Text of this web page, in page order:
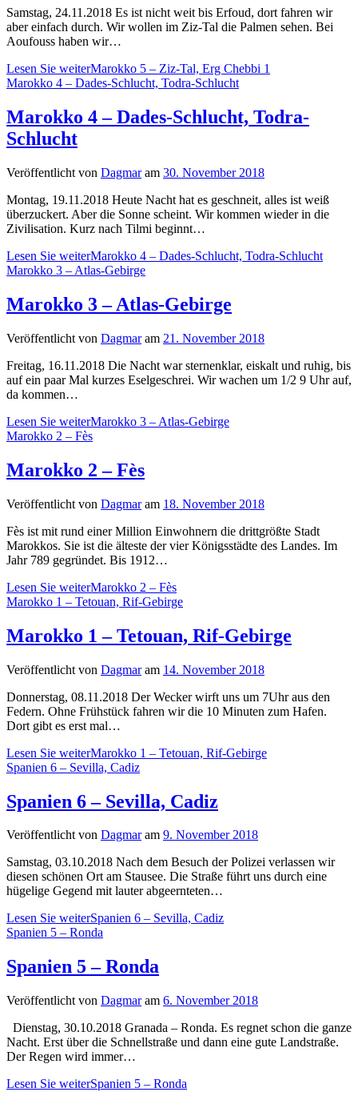
Samstag, 24.11.2018 Es ist nicht weit bis Erfoud, dort fahren wir
aber einfach durch. Wir wollen im Ziz-Tal die Palmen sehen. Bei
Aoufouss haben wir…
Lesen Sie weiterMarokko 5 – Ziz-Tal, Erg Chebbi 1
Marokko 4 – Dades-Schlucht, Todra-Schlucht
Marokko 4 – Dades-Schlucht, Todra-
Schlucht
Veröffentlicht von Dagmaram 30. November 2018
Montag, 19.11.2018 Heute Nacht hat es geschneit, alles ist weiß
überzuckert. Aber die Sonne scheint. Wir kommen wieder in die
Zivilisation. Kurz nach Tilmi beginnt…
Lesen Sie weiterMarokko 4 – Dades-Schlucht, Todra-Schlucht
Marokko 3 – Atlas-Gebirge
Marokko 3 – Atlas-Gebirge
Veröffentlicht von Dagmaram 21. November 2018
Freitag, 16.11.2018 Die Nacht war sternenklar, eiskalt und ruhig, bis
auf ein paar Mal kurzes Eselgeschrei. Wir wachen um 1/2 9 Uhr auf,
da kommen…
Lesen Sie weiterMarokko 3 – Atlas-Gebirge
Marokko 2 – Fès
Marokko 2 – Fès
Veröffentlicht von Dagmaram 18. November 2018
Fès ist mit rund einer Million Einwohnern die drittgrößte Stadt
Marokkos. Sie ist die älteste der vier Königsstädte des Landes. Im
Jahr 789 gegründet. Bis 1912…
Lesen Sie weiterMarokko 2 – Fès
Marokko 1 – Tetouan, Rif-Gebirge
Marokko 1 – Tetouan, Rif-Gebirge
Veröffentlicht von Dagmaram 14. November 2018
Donnerstag, 08.11.2018 Der Wecker wirft uns um 7Uhr aus den
Federn. Ohne Frühstück fahren wir die 10 Minuten zum Hafen.
Dort gibt es erst mal…
Lesen Sie weiterMarokko 1 – Tetouan, Rif-Gebirge
Spanien 6 – Sevilla, Cadiz
Spanien 6 – Sevilla, Cadiz
Veröffentlicht von Dagmaram 9. November 2018
Samstag, 03.10.2018 Nach dem Besuch der Polizei verlassen wir
diesen schönen Ort am Stausee. Die Straße führt uns durch eine
hügelige Gegend mit lauter abgeernteten…
Lesen Sie weiterSpanien 6 – Sevilla, Cadiz
Spanien 5 – Ronda
Spanien 5 – Ronda
Veröffentlicht von Dagmaram 6. November 2018
Dienstag, 30.10.2018 Granada – Ronda. Es regnet schon die ganze
Nacht. Erst über die Schnellstraße und dann eine gute Landstraße.
Der Regen wird immer…
Lesen Sie weiterSpanien 5 – Ronda